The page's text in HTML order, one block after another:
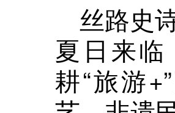
丝路史
夏日来
耕“旅游